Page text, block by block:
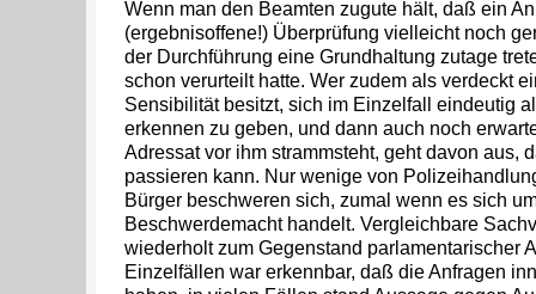
Wenn man den Beamten zugute hält, daß ein
(ergebnisoffene!) Überprüfung vielleicht noch
der Durchführung eine Grundhaltung zutage
schon verurteilt hatte. Wer zudem als verdeckt
Sensibilität besitzt, sich im Einzelfall eindeutig
erkennen zu geben, und dann auch noch
Adressat vor ihm strammsteht, geht davon aus,
passieren kann. Nur wenige von
Bürger beschweren sich, zumal wenn es sich
Beschwerdemacht handelt. Vergleichbare
wiederholt zum Gegenstand parlamentarischer
Einzelfällen war erkennbar, daß die Anfragen